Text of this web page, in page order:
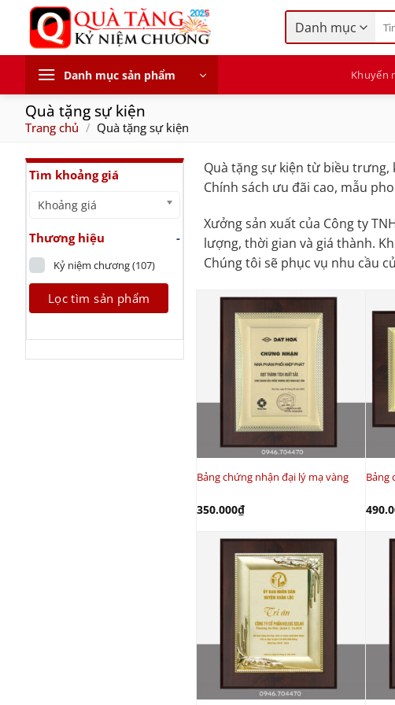
content
Tìm
Danh mục sản phẩm Khuyến
Quà tặng sự kiện
Trang chủ / Quà tặng sự kiện
Tìm khoảng giá
Khoảng giá
Thương hiệu -
Kỷ niệm chương(107)
Lọc tìm sản phẩm
Quà tặng sự kiện từ biều trưng,
Chính sách ưu đãi cao, mẫu
Xưởng sản xuất của Công ty
lượng, thời gian và giá thành.
Chúng tôi sẽ phục vụ nhu cầu
Bảng chứng nhận đại lý mạ vàng
350.000₫
Bảng